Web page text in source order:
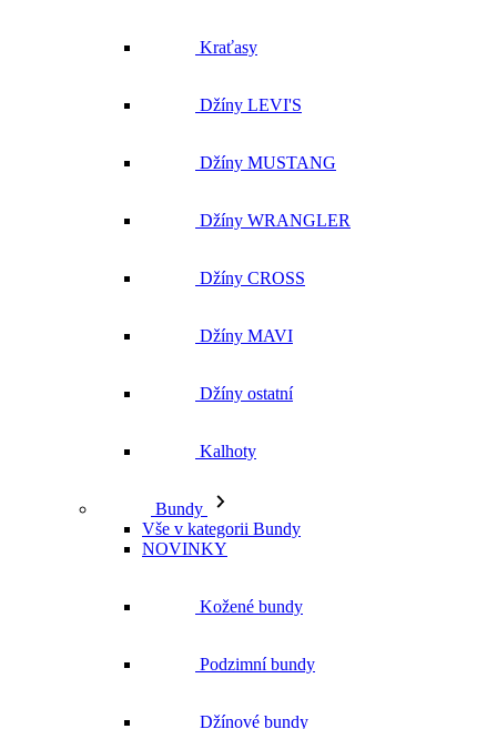
Kraťasy
Džíny LEVI'S
Džíny MUSTANG
Džíny WRANGLER
Džíny CROSS
Džíny MAVI
Džíny ostatní
Kalhoty
Bundy
Vše v kategorii Bundy
NOVINKY
Kožené bundy
Podzimní bundy
Džínové bundy